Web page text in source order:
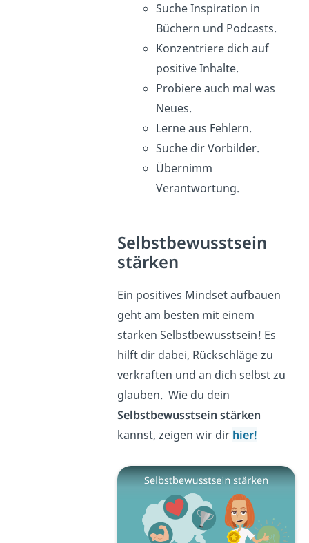
Suche Inspiration in
Büchern und Podcasts.
Konzentriere dich auf
positive Inhalte.
Probiere auch mal was
Neues.
Lerne aus Fehlern.
Suche dir Vorbilder.
Übernimm
Verantwortung.
Selbstbewusstsein
stärken
Ein positives Mindset aufbauen
geht am besten mit einem
starken Selbstbewusstsein! Es
hilft dir dabei, Rückschläge zu
verkraften und an dich selbst zu
glauben. Wie du dein
Selbstbewusstsein stärken
kannst, zeigen wir dir hier!